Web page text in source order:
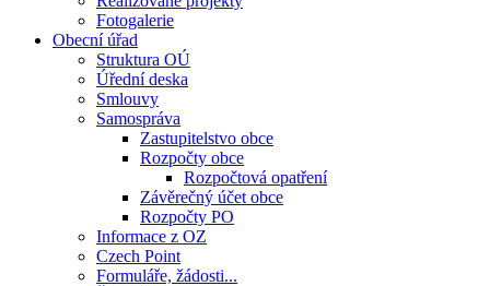
Fotogalerie
Obecní úřad
Struktura OÚ
Úřední deska
Smlouvy
Samospráva
Zastupitelstvo obce
Rozpočty obce
Rozpočtová opatření
Závěrečný účet obce
Rozpočty PO
Informace z OZ
Czech Point
Formuláře, žádosti...